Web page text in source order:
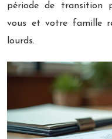
période de transition
vous et votre famille
lourds.